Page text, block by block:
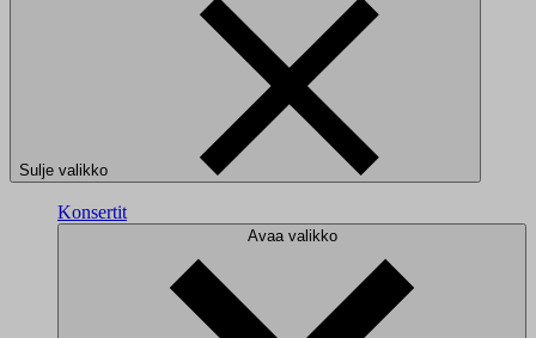
Sulje valikko
Konsertit
Avaa valikko